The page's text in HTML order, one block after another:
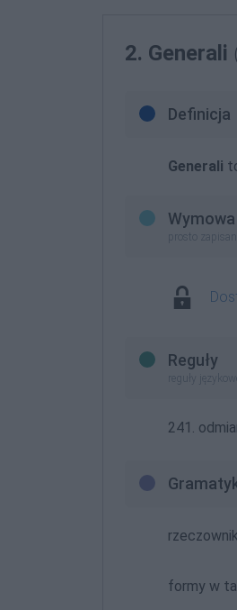
2. Generali
Definicja
Generali
Wymowa
prosto
Reguły
reguły
241.
rzeczownik
formy w